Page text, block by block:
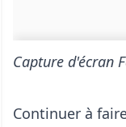
Capture d'écran
Continuer à